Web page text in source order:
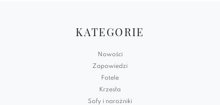
KATEGORIE
Nowości
Zapowiedzi
Fotele
Krzesła
Sofy i narożniki